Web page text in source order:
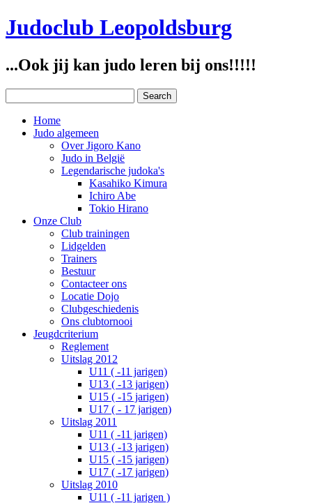
Judoclub Leopoldsburg
...Ook jij kan judo leren bij ons!!!!!
Home
Judo algemeen
Over Jigoro Kano
Judo in België
Legendarische judoka's
Kasahiko Kimura
Ichiro Abe
Tokio Hirano
Onze Club
Club trainingen
Lidgelden
Trainers
Bestuur
Contacteer ons
Locatie Dojo
Clubgeschiedenis
Ons clubtornooi
Jeugdcriterium
Reglement
Uitslag 2012
U11 ( -11 jarigen)
U13 ( -13 jarigen)
U15 ( -15 jarigen)
U17 ( - 17 jarigen)
Uitslag 2011
U11 ( -11 jarigen)
U13 ( -13 jarigen)
U15 ( -15 jarigen)
U17 ( -17 jarigen)
Uitslag 2010
U11 ( -11 jarigen )